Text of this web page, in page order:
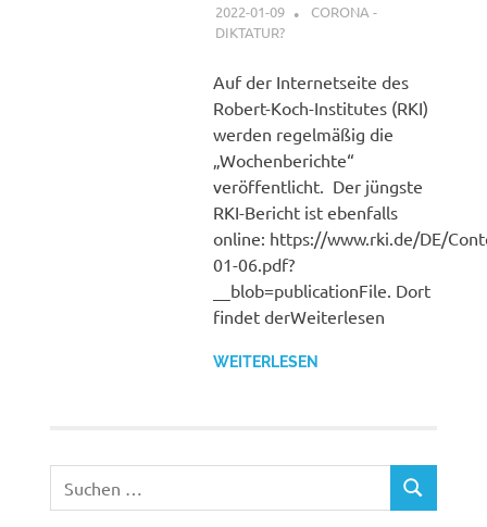
2022-01-09 XX
CORONA -
DIKTATUR?
Auf der Internetseite des
Robert-Koch-Institutes (RKI)
werden regelmäßig die
„Wochenberichte“
veröffentlicht. Der jüngste
RKI-Bericht ist ebenfalls
online: https://www.rki.de/DE/
01-06.pdf?
__blob=publicationFile. Dort
findet derWeiterlesen
WEITERLESEN
nach:
SUCHEN